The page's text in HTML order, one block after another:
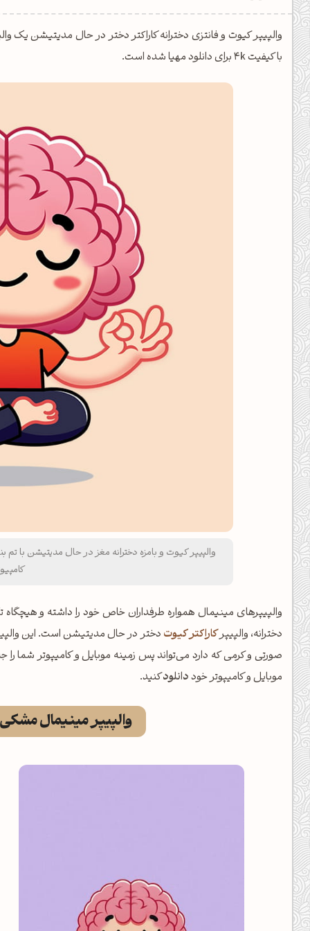
کدهای رنگ
رنگ مکمل
تمام ابزارها
با کیفیت 4k برای دانلود مهیا شده است.
والپیپرهای مینیمال همواره طرفداران خاص خود را داشته و
دخترانه، والپیپرکاراکتر کیوت
صورتی و کرمی که دارد می‌تواند پس زمینه موبایل و کامیپوتر شما را
موبایل و کامیپوتر خوددانلودکنید.
والپیپر مینیمال مشکی